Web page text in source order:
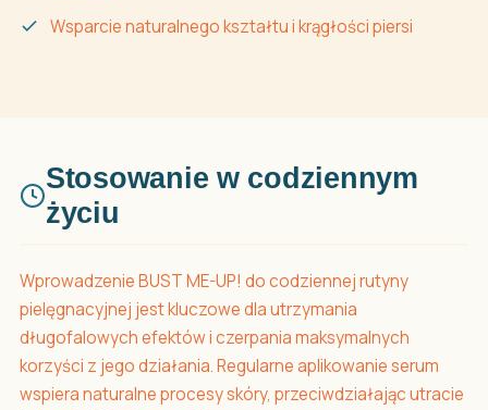
Wsparcie naturalnego kształtu i krągłości piersi
Stosowanie w codziennym
życiu
Wprowadzenie BUST ME-UP! do codziennej rutyny
pielęgnacyjnej jest kluczowe dla utrzymania
długofalowych efektów i czerpania maksymalnych
korzyści z jego działania. Regularne aplikowanie serum
wspiera naturalne procesy skóry, przeciwdziałając utracie